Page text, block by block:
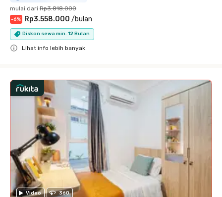
mulai dari Rp3.818.000
-6% Rp3.558.000 /bulan
Diskon sewa min. 12 Bulan
Lihat info lebih banyak
Video 360